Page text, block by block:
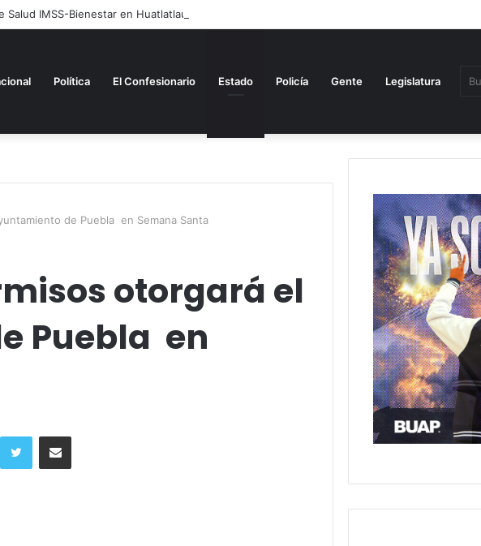
Salud IMSS-Bienestar en Huatlatlauca
Política El Confesionario Estado Policía Gente Legislatura
de Puebla en Semana Santa
otorgará el
Puebla en
Twitter Share via Email